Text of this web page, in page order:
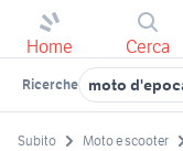
Home Cerca
Ricerche moto
Subito Moto e scooter